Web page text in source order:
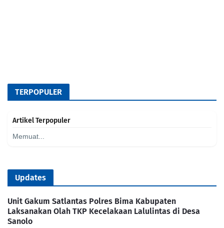
TERPOPULER
Artikel Terpopuler
Memuat...
Updates
Unit Gakum Satlantas Polres Bima Kabupaten
Laksanakan Olah TKP Kecelakaan Lalulintas di Desa
Sanolo